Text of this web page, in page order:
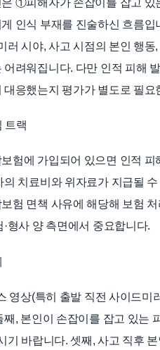
인식 부재를 진술하신 흐름입
러 시야, 사고 시점의 본인 행
려워집니다. 다만 인적 피해
응했는지 평가가 별도로 필요
트랙
험에 가입되어 있으면 인적
치료비와 위자료가 지급될
험 면책 사유에 해당해 보험
형사 양 측면에서 중요합니다.
영상(특히 출발 직전 사이드
째, 본인이 손잡이를 잡고 있는
기 바랍니다. 셋째, 사고 직후